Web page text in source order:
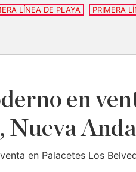
LÍNEA DE PLAYA PRIMERA
en
Nueva
en Palacetes Los